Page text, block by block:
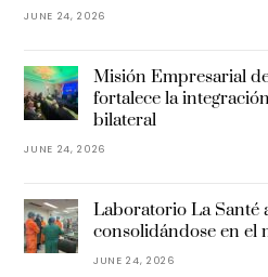
JUNE 24, 2026
Misión Empresarial
fortalece la
bilateral
JUNE 24, 2026
Laboratorio La Santé
consolidándose en el
JUNE 24, 2026